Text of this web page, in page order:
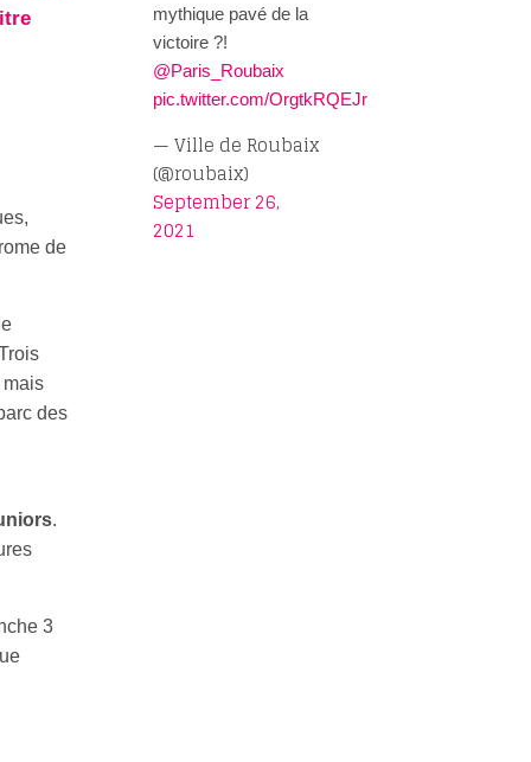
de
des
.
3
mythique pavé de la
victoire ?!
@Paris_Roubaix
pic.twitter.com/OrgtkRQEJr
— Ville de Roubaix
(@roubaix)
September 26,
2021